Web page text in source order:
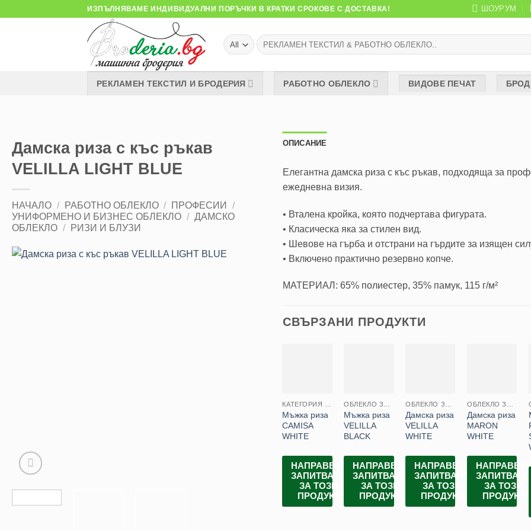
ИЗПЪЛНЯВАМЕ ИНДИВИДУАЛНИ ПОРЪЧКИ В КРАТКИ СРОКОВЕ С ДОСТАВКА! ШОУРУМ
Търсене
за:
РЕКЛАМЕН ТЕКСТИЛ И БРОДЕРИЯ РАБОТНО ОБЛЕКЛО ВИДОВЕ ПЕЧАТ
Дамска риза с къс ръкав
VELILLA LIGHT BLUE
НАЧАЛО / РАБОТНО ОБЛЕКЛО / ПРОФЕСИИ
/
УНИФОРМЕНО И БИЗНЕС ОБЛЕКЛО / ДАМСКО
ОБЛЕКЛО / РИЗИ И БЛУЗИ
ОПИСАНИЕ
Елегантна дамска риза с къс ръкав, подходяща за
ежедневна визия.
• Вталена кройка, която подчертава фигурата.
• Класическа яка за стилен вид.
• Шевове на гърба и отстрани на гърдите за изящен
• Включено практично резервно копче.
МАТЕРИАЛ: 65% полиестер, 35% памук, 115 г/м²
СВЪРЗАНИ ПРОДУКТИ
Мъжка риза
CAMISA
WHITE
НАПРАВЕТЕ
ЗАПИТВАНЕ
ЗА ТОЗИ
ПРОДУКТ
Мъжка риза
VELILLA
BLACK
НАПРАВЕТЕ
ЗАПИТВАНЕ
ЗА ТОЗИ
ПРОДУКТ
Дамска риза
VELILLA
WHITE
НАПРАВЕТЕ
ЗАПИТВАНЕ
ЗА ТОЗИ
ПРОДУКТ
Дамска риза
MARON
WHITE
НАПРАВЕТЕ
ЗАПИТВАНЕ
ЗА ТОЗИ
ПРОДУКТ